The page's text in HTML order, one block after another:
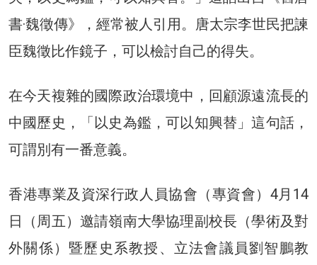
書·魏徵傳》，經常被人引用。唐太宗李世民把諫
臣魏徵比作鏡子，可以檢討自己的得失。
在今天複雜的國際政治環境中，回顧源遠流長的
中國歷史，「以史為鑑，可以知興替」這句話，
可謂別有一番意義。
香港專業及資深行政人員協會（專資會）4月14
日（周五）邀請嶺南大學協理副校長（學術及對
外關係）暨歷史系教授、立法會議員劉智鵬教